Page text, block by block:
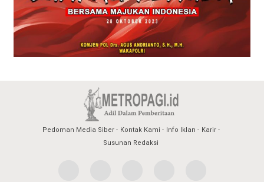
Pedoman Media Siber Kontak Kami Info Iklan
Karir
Susunan Redaksi